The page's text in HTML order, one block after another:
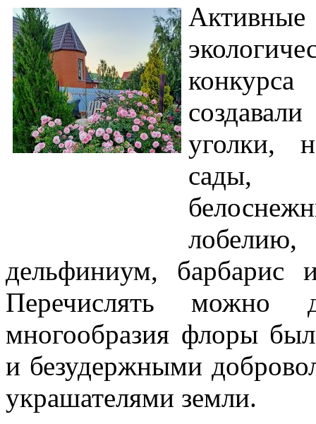
уголки,
сады,
дельфиниум,
Перечислять можно
многообразия флоры
и безудержными
украшателями земли.